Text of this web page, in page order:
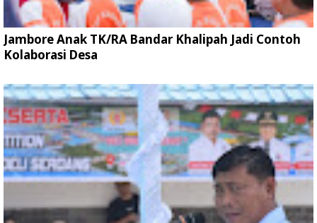
Jambore Anak TK/RA Bandar Khalipah Jadi Contoh
Kolaborasi Desa